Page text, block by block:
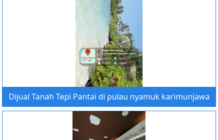
Dijual Tanah Tepi Pantai di pulau nyamuk karimunjawa